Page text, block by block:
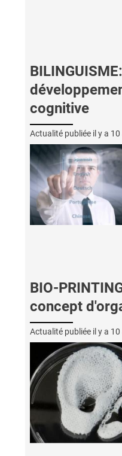
cognitive
Actualité publiée il y a 10
BIO-
concept
Actualité publiée il y a 10